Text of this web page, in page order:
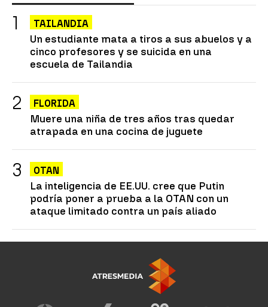
TAILANDIA
Un estudiante mata a tiros a sus abuelos y a
cinco profesores y se suicida en una
escuela de Tailandia
FLORIDA
Muere una niña de tres años tras quedar
atrapada en una cocina de juguete
OTAN
La inteligencia de EE.UU. cree que Putin
podría poner a prueba a la OTAN con un
ataque limitado contra un país aliado